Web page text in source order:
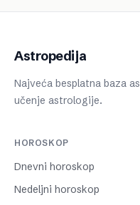
Astropedija
Najveća besplatna baza
učenje astrologije.
HOROSKOP
Dnevni horoskop
Nedeljni horoskop